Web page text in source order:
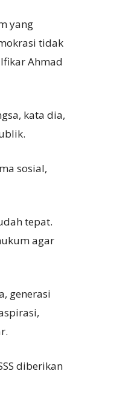
yang
tidak
Ahmad
kata dia,
sosial,
tepat.
agar
generasi
diberikan